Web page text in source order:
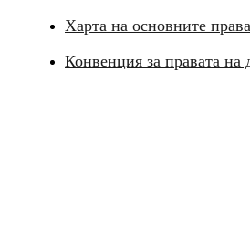
Харта на основните
Конвенция за правата на